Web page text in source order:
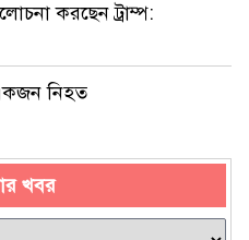
করছেন ট্রাম্প:
নিহত
খবর